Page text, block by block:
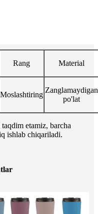
Rang Material
Moslashtiring
Zanglamaydigan
po'lat
etamiz, barcha
ishlab chiqariladi.